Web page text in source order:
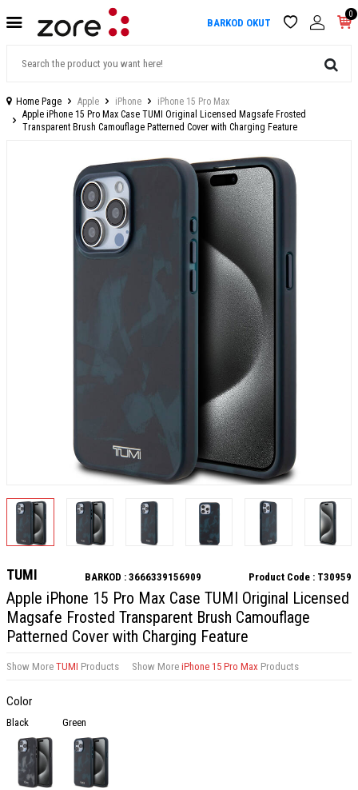
BARKOD OKUT
0
Home Page Apple iPhone
iPhone 15 Pro Max
Apple iPhone 15 Pro Max Case TUMI Original Licensed Magsafe Frosted
Transparent Brush Camouflage Patterned Cover with Charging Feature
TUMI BARKOD : 3666339156909 Product Code : T30959
Apple iPhone 15 Pro Max Case TUMI Original Licensed
Magsafe Frosted Transparent Brush Camouflage
Patterned Cover with Charging Feature
Show More TUMI Products Show More iPhone 15 Pro Max Products
Color
Black Green